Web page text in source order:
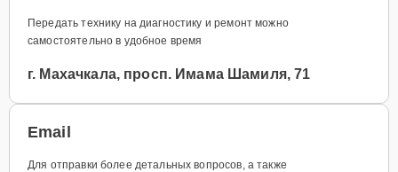
Передать технику на диагностику и ремонт можно
самостоятельно в удобное время
г. Махачкала, просп. Имама Шамиля, 71
Email
Для отправки более детальных вопросов, а также